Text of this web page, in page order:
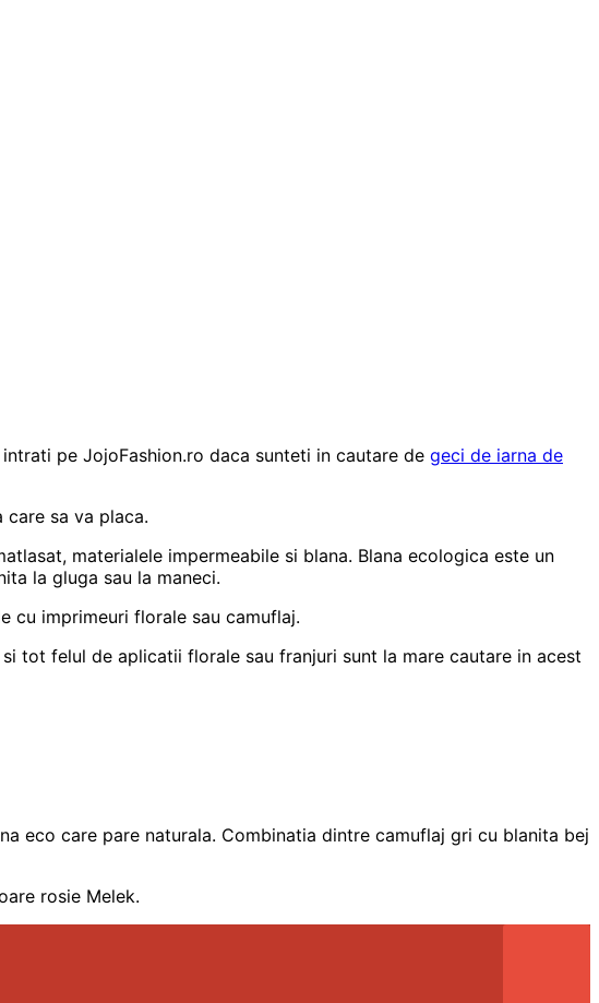
pe JojoFashion.ro daca sunteti in cautare de geci de iarna de
sa va placa.
materialele impermeabile si blana. Blana ecologica este un
la gluga sau la maneci.
cu imprimeuri florale sau camuflaj.
tot felul de aplicatii florale sau franjuri sunt la mare cautare in acest
eco care pare naturala. Combinatia dintre camuflaj gri cu blanita bej
rosie Melek.